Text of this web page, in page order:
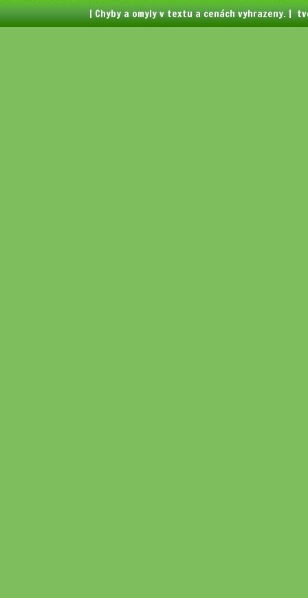
| Chyby a omyly v textu a cenách vyhrazeny. |